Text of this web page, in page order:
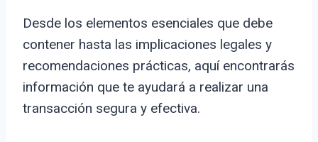
Desde los elementos esenciales que debe
contener hasta las implicaciones legales y
recomendaciones prácticas, aquí encontrarás
información que te ayudará a realizar una
transacción segura y efectiva.